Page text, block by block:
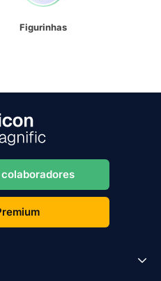
Figurinhas